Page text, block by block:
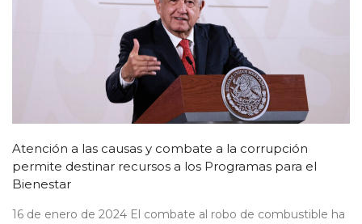
Atención a las causas y combate a la corrupción
permite destinar recursos a los Programas para el
Bienestar
16 de enero de 2024 El combate al robo de combustible ha